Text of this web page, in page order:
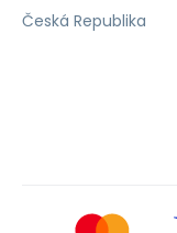
Česká Republika